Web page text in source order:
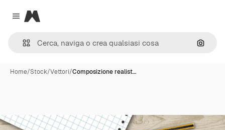
Close menu
Magnific
Cerca
Home/Stock/Vettori/Composizione realist…